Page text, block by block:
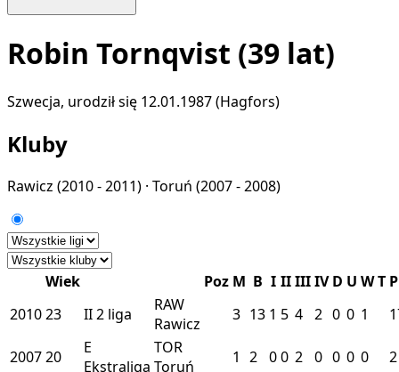
Robin Tornqvist (39 lat)
Szwecja, urodził się 12.01.1987 (Hagfors)
Kluby
Rawicz (2010 - 2011) · Toruń (2007 - 2008)
Wiek Poz M B I IIIIIIV D U WT
201023 II2 liga
RAW
Rawicz
3 13 1 5 4 2 0 0 1
200720
E
Ekstraliga
TOR
Toruń
1 2 00 2 0 0 0 0
2